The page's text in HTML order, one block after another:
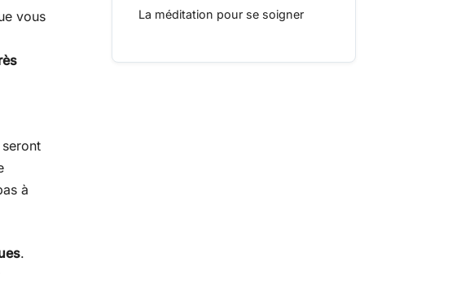
vous
à
.
La méditation pour se soigner